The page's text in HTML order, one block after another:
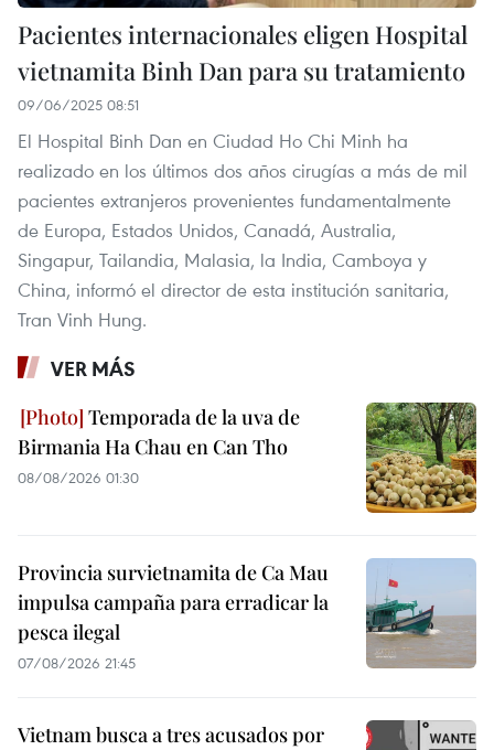
Pacientes internacionales eligen Hospital
vietnamita Binh Dan para su tratamiento
09/06/2025 08:51
El Hospital Binh Dan en Ciudad Ho Chi Minh ha
realizado en los últimos dos años cirugías a más de mil
pacientes extranjeros provenientes fundamentalmente
de Europa, Estados Unidos, Canadá, Australia,
Singapur, Tailandia, Malasia, la India, Camboya y
China, informó el director de esta institución sanitaria,
Tran Vinh Hung.
VER MÁS
Temporada de la uva de
Birmania Ha Chau en Can Tho
08/08/2026 01:30
Provincia survietnamita de Ca Mau
impulsa campaña para erradicar la
pesca ilegal
07/08/2026 21:45
Vietnam busca a tres acusados por